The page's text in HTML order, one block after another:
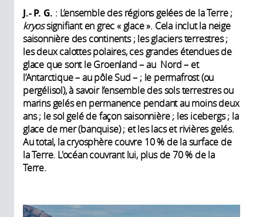
J.- P. G. : L’ensemble des régions gelées de la Terre ;
kryossignifiant en grec « glace ». Cela inclut la neige
saisonnière des continents ; les glaciers terrestres ;
les deux calottes polaires, ces grandes étendues de
glace que sont le Groenland – au Nord – et
l’Antarctique – au pôle Sud – ; le permafrost (ou
pergélisol), à savoir l’ensemble des sols terrestres ou
marins gelés en permanence pendant au moins deux
ans ; le sol gelé de façon saisonnière ; les icebergs ; la
glace de mer (banquise) ; et les lacs et rivières gelés.
Au total, la cryosphère couvre 10 % de la surface de
la Terre. L'océan couvrant lui, plus de 70 % de la
Terre.